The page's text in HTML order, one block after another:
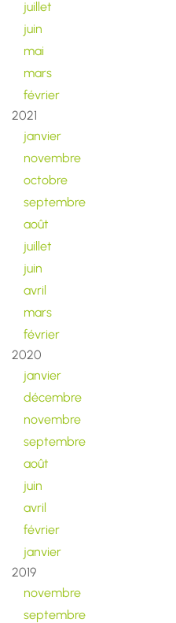
juillet
juin
mai
mars
février
2021
janvier
novembre
octobre
septembre
août
juillet
juin
avril
mars
février
2020
janvier
décembre
novembre
septembre
août
juin
avril
février
janvier
2019
novembre
septembre